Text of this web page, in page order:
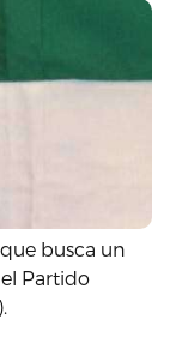
busca un
Partido